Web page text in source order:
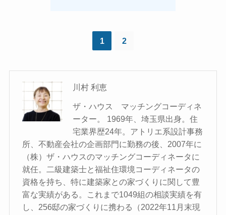
1 2
川村 利恵
ザ・ハウス マッチングコーディネ
ーター。 1969年、埼玉県出身。住
宅業界歴24年。アトリエ系設計事務
所、不動産会社の企画部門に勤務の後、2007年に
（株）ザ・ハウスのマッチングコーディネータに
就任。二級建築士と福祉住環境コーディネータの
資格を持ち、特に建築家との家づくりに関して豊
富な実績がある。これまで1049組の相談実績を有
し、256邸の家づくりに携わる（2022年11月末現